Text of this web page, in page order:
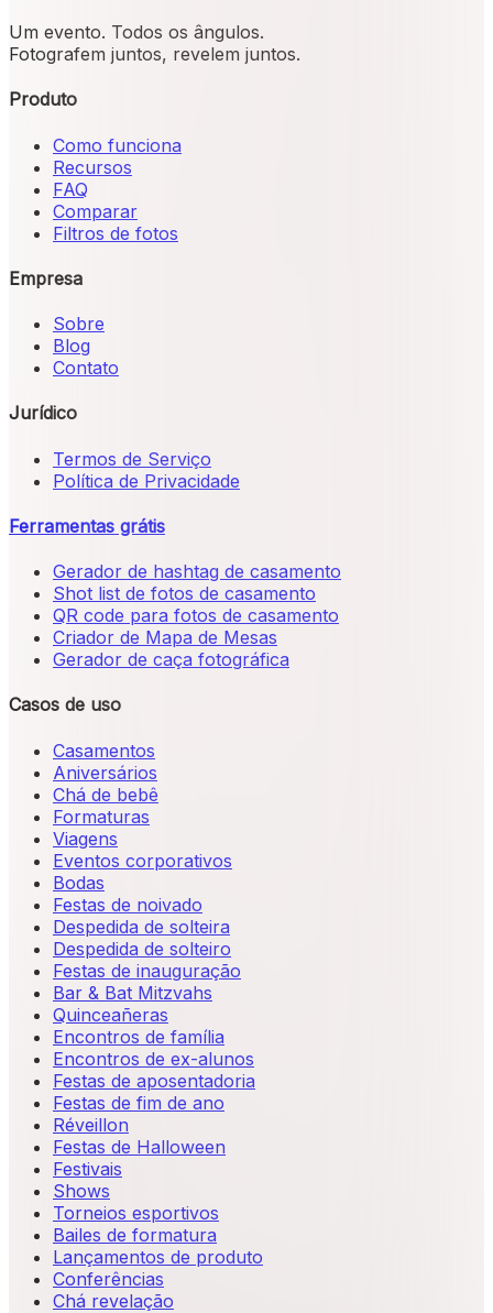
Um evento. Todos os ângulos.
Fotografem juntos, revelem juntos.
Produto
Como funciona
Recursos
FAQ
Comparar
Filtros de fotos
Empresa
Sobre
Blog
Contato
Jurídico
Termos de Serviço
Política de Privacidade
Ferramentas grátis
Gerador de hashtag de casamento
Shot list de fotos de casamento
QR code para fotos de casamento
Criador de Mapa de Mesas
Gerador de caça fotográfica
Casos de uso
Casamentos
Aniversários
Chá de bebê
Formaturas
Viagens
Eventos corporativos
Bodas
Festas de noivado
Despedida de solteira
Despedida de solteiro
Festas de inauguração
Bar & Bat Mitzvahs
Quinceañeras
Encontros de família
Encontros de ex-alunos
Festas de aposentadoria
Festas de fim de ano
Réveillon
Festas de Halloween
Festivais
Shows
Torneios esportivos
Bailes de formatura
Lançamentos de produto
Conferências
Chá revelação